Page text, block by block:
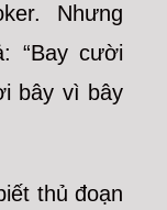
Nhưng
“Bay cười
bây vì bây
thủ đoạn